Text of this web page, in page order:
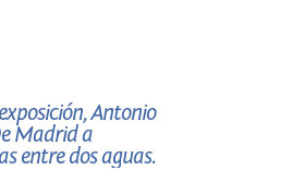
Antonio
Madrid a
entre dos aguas.